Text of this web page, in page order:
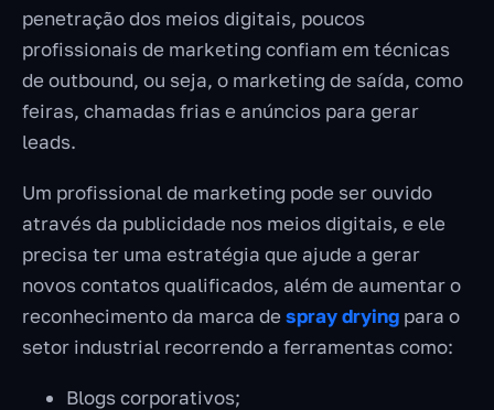
penetração dos meios digitais, poucos
profissionais de marketing confiam em técnicas
de outbound, ou seja, o marketing de saída, como
feiras, chamadas frias e anúncios para gerar
leads.
Um profissional de marketing pode ser ouvido
através da publicidade nos meios digitais, e ele
precisa ter uma estratégia que ajude a gerar
novos contatos qualificados, além de aumentar o
reconhecimento da marca de spray drying para o
setor industrial recorrendo a ferramentas como:
Blogs corporativos;